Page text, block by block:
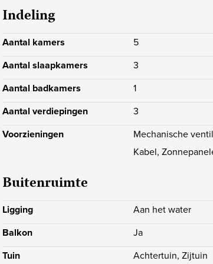
niet-bewoners/ouderdoms/asbestclausule.
Indeling
Aantal kamers
5
Aantal slaapkamers
3
Aantal badkamers
1
Aantal verdiepingen
3
Voorzieningen
Mechanische
Kabel,
Buitenruimte
Ligging
Aan het water
Balkon
Ja
Tuin
Achtertuin, Zijtuin